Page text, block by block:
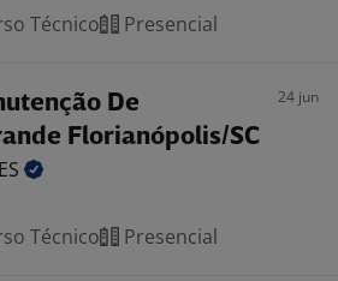
Técnico Presencial
De
Florianópolis/SC
24 jun
Técnico Presencial